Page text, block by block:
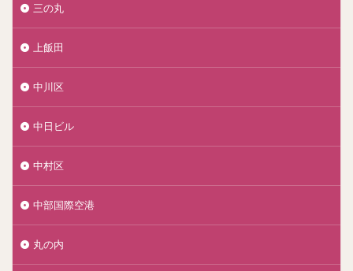
三の丸
上飯田
中川区
中日ビル
中村区
中部国際空港
丸の内